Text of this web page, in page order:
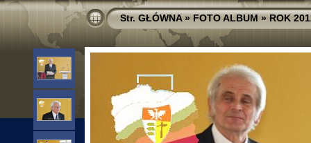
Str. GŁÓWNA»FOTO ALBUM»ROK